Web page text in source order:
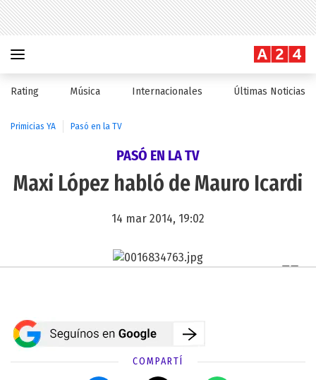
Rating Música Internacionales Últimas Noticias
Primicias YA Pasó en la TV
PASÓ EN LA TV
Maxi López habló de Mauro Icardi
14 mar 2014, 19:02
COMPARTÍ